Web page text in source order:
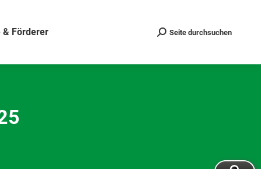
& Förderer Search:
Seite durchsuchen